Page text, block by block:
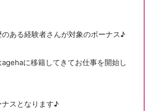
ある経験者さんが対象のボーナス♪
に移籍してきてお仕事を開始し
スとなります♪